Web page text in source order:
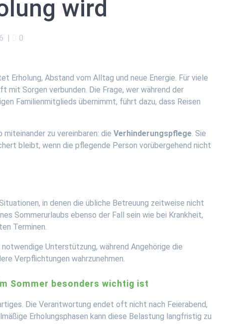
wird
0
Erholung, Abstand vom Alltag und neue Energie. Für viele
Sorgen verbunden. Die Frage, wer während der
Familienmitglieds übernimmt, führt dazu, dass Reisen
miteinander zu vereinbaren: dieVerhinderungspflege. Sie
bleibt, wenn die pflegende Person vorübergehend nicht
in denen die übliche Betreuung zeitweise nicht
Sommerurlaubs ebenso der Fall sein wie bei Krankheit,
Terminen.
Unterstützung, während Angehörige die
Verpflichtungen wahrzunehmen.
Sommer besonders wichtig ist
Die Verantwortung endet oft nicht nach Feierabend,
Erholungsphasen kann diese Belastung langfristig zu